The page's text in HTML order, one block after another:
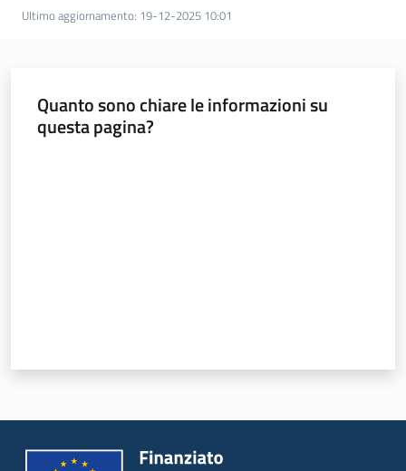
Leggi atti bandi
Piani programmi
progetti
Ultimo aggiornamento: 19-12-2025 10:01
Quanto sono chiare le informazioni su
questa pagina?